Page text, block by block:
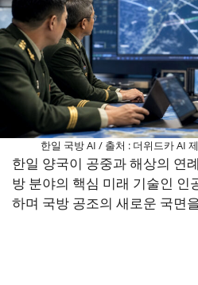
한일 국방 AI / 출처 : 더위드카 AI
한일 양국이 공중과 해상의 연
방 분야의 핵심 미래 기술인 인
하며 국방 공조의 새로운 국면